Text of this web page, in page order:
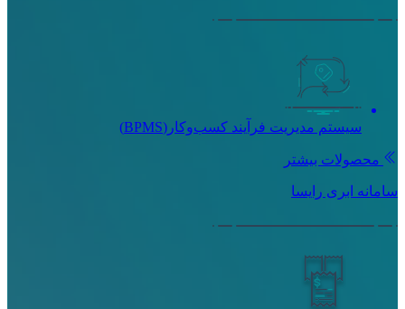
سیستم مدیریت فرآیند کسب‌و‌کار(BPMS)
محصولات بیشتر
سامانه ابری رایسا